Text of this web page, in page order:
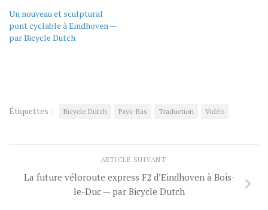
Un nouveau et sculptural
pont cyclable à Eindhoven —
par Bicycle Dutch
Étiquettes : Bicycle Dutch Pays-Bas Traduction Vidéo
ARTICLE SUIVANT
La future véloroute express F2 d’Eindhoven à Bois-
le-Duc — par Bicycle Dutch